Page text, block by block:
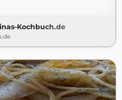
Kochbuch.de